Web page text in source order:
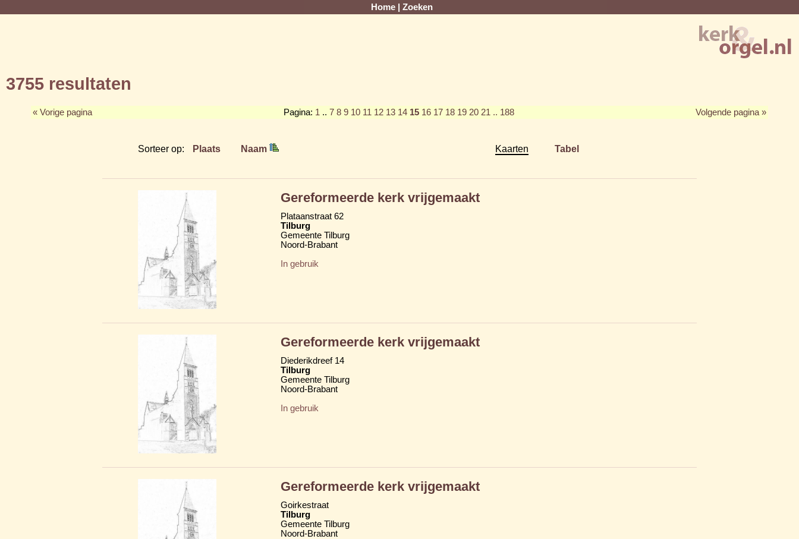
Home Zoeken
3755 resultaten
« Vorige pagina Pagina: 1 .. 7 8 9 10 11 12 13 14 15 16 17 18 19 20 21 .. 188 Volgende pagina »
Sorteer op: Plaats Naam Kaarten Tabel
Gereformeerde kerk vrijgemaakt
Plataanstraat 62
Tilburg
Gemeente Tilburg
Noord-Brabant
In gebruik
Gereformeerde kerk vrijgemaakt
Diederikdreef 14
Tilburg
Gemeente Tilburg
Noord-Brabant
In gebruik
Gereformeerde kerk vrijgemaakt
Goirkestraat
Tilburg
Gemeente Tilburg
Noord-Brabant